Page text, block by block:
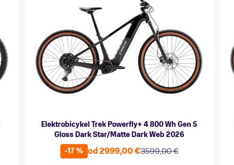
Elektrobicykel Trek Powerfly+ 4 800 Wh Gen 5
Gloss Dark Star/Matte Dark Web 2026
-17 %
3599,00 €
od 2999,00 €